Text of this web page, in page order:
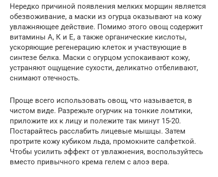
Нередко причиной появления мелких морщин является
обезвоживание, а маски из огурца оказывают на кожу
увлажняющее действие. Помимо этого овощ содержит
витамины А, К и Е, а также органические кислоты,
ускоряющие регенерацию клеток и участвующие в
синтезе белка. Маски с огурцом успокаивают кожу,
устраняют ощущение сухости, деликатно отбеливают,
снимают отечность.
Проще всего использовать овощ, что называется, в
чистом виде. Разрежьте огурчик на тонкие ломтики,
приложите их к лицу и полежите так минут 15-20.
Постарайтесь расслабить лицевые мышцы. Затем
протрите кожу кубиком льда, промокните салфеткой.
Чтобы усилить эффект от увлажнения, воспользуйтесь
вместо привычного крема гелем с алоэ вера.